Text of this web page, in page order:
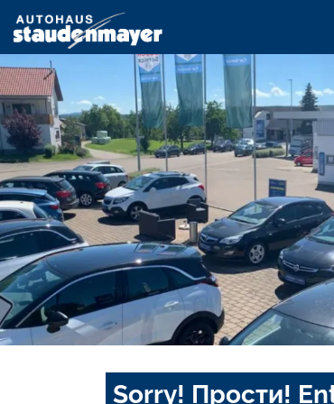
Sorry! Прости!